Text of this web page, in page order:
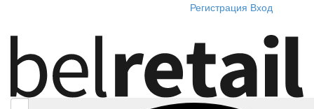
Регистрация Вход